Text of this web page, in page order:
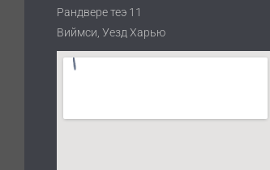
Рандвере теэ 11
Виймси, Уезд Харью